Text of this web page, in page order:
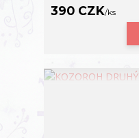
390 CZK/ks